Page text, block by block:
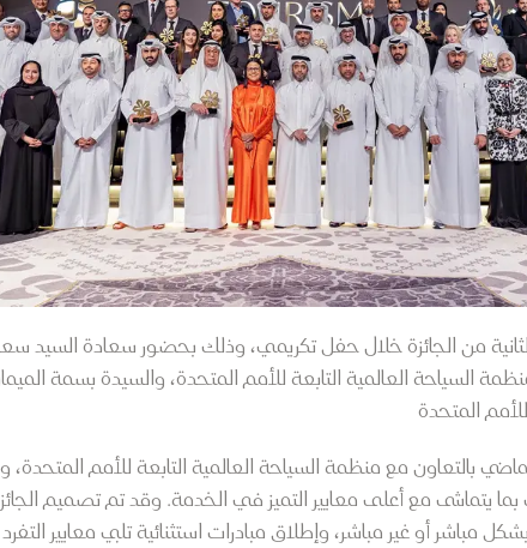
من الجائزة خلال حفل تكريمي، وذلك بحضور سعادة
لمنظمة السياحة العالمية التابعة للأمم المتحدة، والسيدة بسمة
المتحدة
بالتعاون مع منظمة السياحة العالمية التابعة للأمم المتحدة،
يتماشى مع أعلى معايير التميز في الخدمة. وقد تم تصميم
مباشر أو غير مباشر، وإطلاق مبادرات استثنائية تلبي معايير